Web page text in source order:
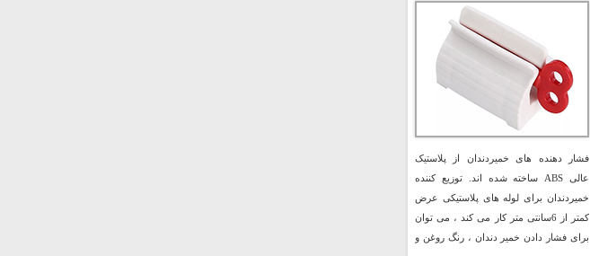
فشار دهنده های خمیردندان از پلاستیک
عالی ABS ساخته شده اند. توزیع کننده
خمیردندان برای لوله های پلاستیکی عرض
کمتر از 6سانتی متر کار می کند ، می توان
برای فشار دادن خمیر دندان ، رنگ روغن و